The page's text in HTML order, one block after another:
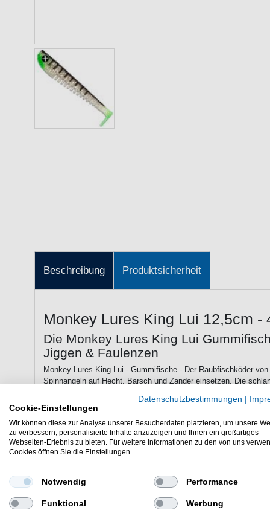
Beschreibung Produktsicherheit
Monkey Lures King Lui 12,5cm -
Die Monkey Lures King Lui
Jiggen & Faulenzen
Monkey Lures King Lui - Gummifische - Der Raubfischköder
Spinnangeln auf Hecht, Barsch und Zander einsetzen. Die
mit der weichen Gummimischung machen den Gummiköder
des Köders beim Biss im Raubfischmaul. Zudem läuft der
sehr verführerisch. Das große Auge dient als zusätzlicher
Kopfbereich. Durch das Seafood-Flavour und das Salz wird
Raubfische angesprochen.
Eigenschaften der Monkey Lures
Gummifische zum Spinnfischen auf Hecht, Zander &
Datenschutzbestimmungen
Cookie-Einstellungen
Wir können diese zur Analyse unserer Besucherdaten platzieren, um unsere
zu verbessern, personalisierte Inhalte anzuzeigen und Ihnen ein großartiges
Webseiten-Erlebnis zu bieten. Für weitere Informationen zu den von uns
Cookies öffnen Sie die Einstellungen.
Notwendig Performance
Funktional Werbung